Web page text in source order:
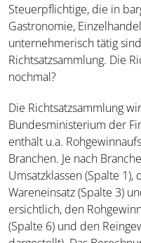
Steuerpflichtige, die in
Gastronomie,
unternehmerisch tätig
Richtsatzsammlung. Die
nochmal?
Die Richtsatzsammlung
Bundesministerium der
enthält u.a.
Branchen. Je nach
Umsatzklassen (Spalte
Wareneinsatz (Spalte 3)
ersichtlich, den
(Spalte 6) und den